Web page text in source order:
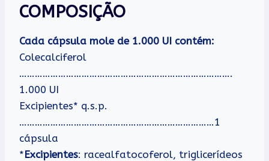
COMPOSIÇÃO
Cada cápsula mole de 1.000 UI contém:
Colecalciferol
……………………………………………………………………….
1.000 UI
Excipientes* q.s.p.
…………………………………………………………………1
cápsula
*Excipientes: racealfatocoferol, triglicerídeos